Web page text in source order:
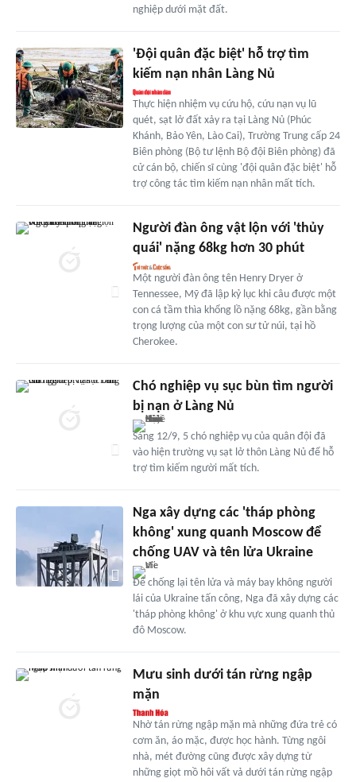
nghiệp dưới mặt đất.
'Đội quân đặc biệt' hỗ trợ tìm
kiếm nạn nhân Làng Nủ
Thực hiện nhiệm vụ cứu hộ, cứu nạn vụ lũ
quét, sạt lở đất xảy ra tại Làng Nủ (Phúc
Khánh, Bảo Yên, Lào Cai), Trường Trung cấp 24
Biên phòng (Bộ tư lệnh Bộ đội Biên phòng) đã
cử cán bộ, chiến sĩ cùng 'đội quân đặc biệt' hỗ
trợ công tác tìm kiếm nạn nhân mất tích.
Người đàn ông vật lộn với 'thủy
quái' nặng 68kg hơn 30 phút
Một người đàn ông tên Henry Dryer ở
Tennessee, Mỹ đã lập kỷ lục khi câu được một
con cá tầm thìa khổng lồ nặng 68kg, gần bằng
trọng lượng của một con sư tử núi, tại hồ
Cherokee.
Chó nghiệp vụ sục bùn tìm người
bị nạn ở Làng Nủ
Sáng 12/9, 5 chó nghiệp vụ của quân đội đã
vào hiện trường vụ sạt lở thôn Làng Nủ để hỗ
trợ tìm kiếm người mất tích.
Nga xây dựng các 'tháp phòng
không' xung quanh Moscow để
chống UAV và tên lửa Ukraine
Để chống lại tên lửa và máy bay không người
lái của Ukraine tấn công, Nga đã xây dựng các
'tháp phòng không' ở khu vực xung quanh thủ
đô Moscow.
Mưu sinh dưới tán rừng ngập
mặn
Nhờ tán rừng ngập mặn mà những đứa trẻ có
cơm ăn, áo mặc, được học hành. Từng ngôi
nhà, mét đường cũng được xây dựng từ
những giọt mồ hôi vất vả dưới tán rừng ngập